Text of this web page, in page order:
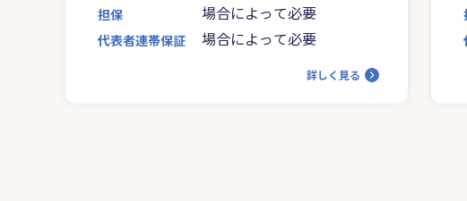
担保 場合によって必要
代表者連帯保証 場合によって必要
詳しく見る